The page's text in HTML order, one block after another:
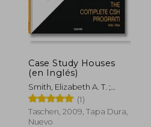
Case Study Houses
(en Inglés)
Smith, Elizabeth A. T. ;
Gössel, Peter ; Shulman,
Julius
(1)
Taschen, 2009, Tapa Dura,
Nuevo